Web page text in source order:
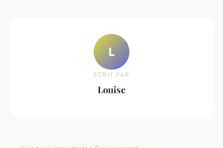
L
ECRIT PAR
Louise